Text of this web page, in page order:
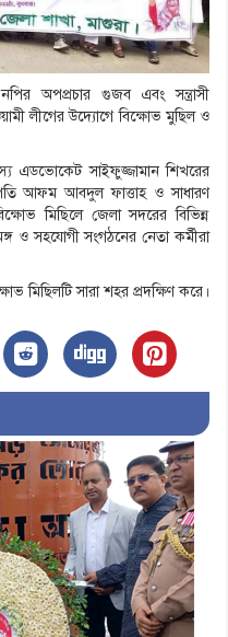
অপপ্রচার গুজব এবং সন্ত্রাসী
লীগের উদ্যোগে বিক্ষোভ মুছিল ও
এডভোকেট সাইফুজ্জামান শিখরের
আফম আবদুল ফাত্তাহ ও সাধারণ
মিছিলে জেলা সদরের বিভিন্ন
সহযোগী সংগঠনের নেতা কর্মীরা
মিছিলটি সারা শহর প্রদক্ষিণ করে।